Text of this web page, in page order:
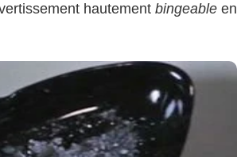
hautement bingeable en